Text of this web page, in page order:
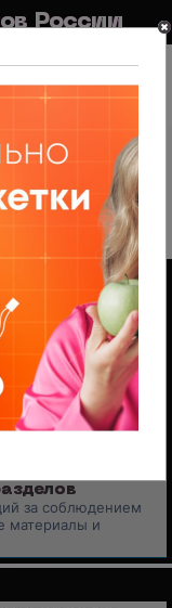
России
B2C) в НЦПС
работа,
питание от
за соблюдением
материалы и